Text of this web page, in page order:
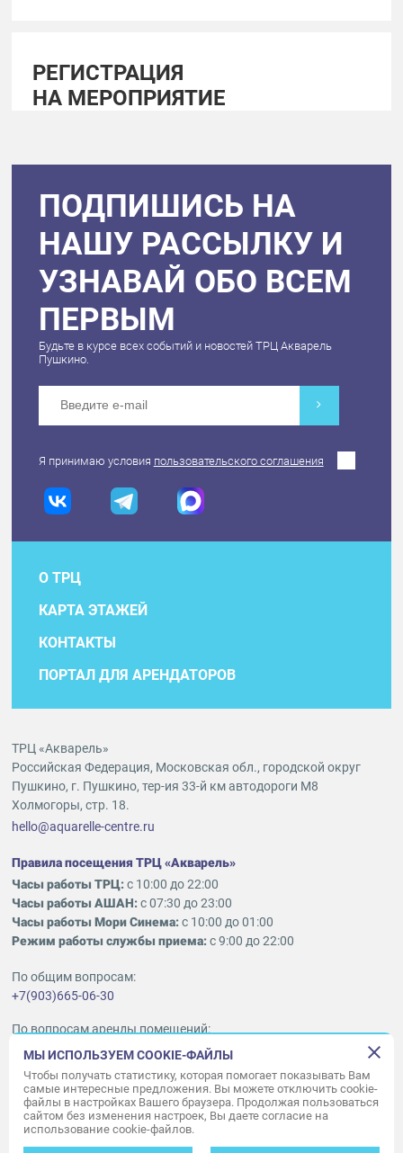
РЕГИСТРАЦИЯ
НА МЕРОПРИЯТИЕ
ПОДПИШИСЬ НА
НАШУ РАССЫЛКУ И
УЗНАВАЙ ОБО ВСЕМ
ПЕРВЫМ
Будьте в курсе всех событий и новостей ТРЦ Акварель
Пушкино.
Я принимаю условия пользовательского соглашения
О ТРЦ
КАРТА ЭТАЖЕЙ
КОНТАКТЫ
ПОРТАЛ ДЛЯ АРЕНДАТОРОВ
ТРЦ «Акварель»
Российская Федерация, Московская обл., городской округ
Пушкино, г. Пушкино, тер-ия 33-й км автодороги М8
Холмогоры, стр. 18.
hello@aquarelle-centre.ru
Правила посещения ТРЦ «Акварель»
Часы работы ТРЦ:с 10:00 до 22:00
Часы работы АШАН:с 07:30 до 23:00
Часы работы Мори Синема:с 10:00 до 01:00
Режим работы службы приема:с 9:00 до 22:00
По общим вопросам:
+7(903)665-06-30
По вопросам аренды помещений:
ukleykina@nhood.com
+7(903)665-98-78
© ООО «Акварель» 2010–2026.
Все права защищены
МЫ ИСПОЛЬЗУЕМ COOKIE-ФАЙЛЫ
Чтобы получать статистику, которая помогает показывать Вам
самые интересные предложения. Вы можете отключить cookie-
файлы в настройках Вашего браузера. Продолжая пользоваться
сайтом без изменения настроек, Вы даете согласие на
использование cookie-файлов.